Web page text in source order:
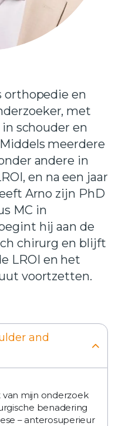
orthopedie en
met
schouder en
meerdere
andere in
en na een jaar
Arno zijn PhD
MC in
hij aan de
chirurg en blijft
LROI en het
voortzetten.
and
mijn onderzoek
benadering
– anterosuperieur